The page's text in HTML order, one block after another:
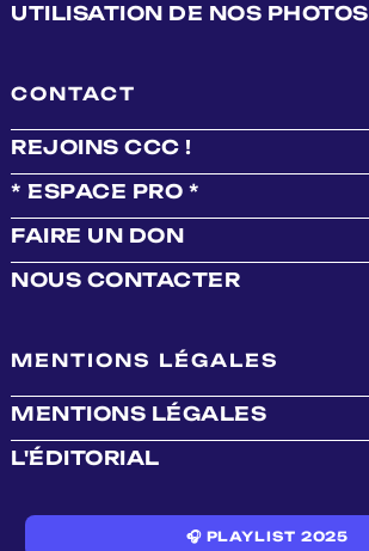
UTILISATION DE NOS PHOTOS
CONTACT
REJOINS CCC !
* ESPACE PRO *
FAIRE UN DON
NOUS CONTACTER
MENTIONS LÉGALES
MENTIONS LÉGALES
L'ÉDITORIAL
🎧 PLAYLIST 2025